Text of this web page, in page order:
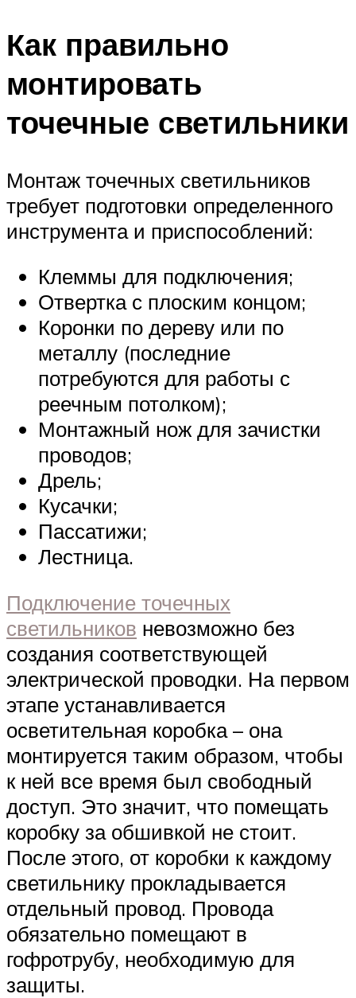
Как правильно
монтировать
точечные светильники
Монтаж точечных светильников
требует подготовки определенного
инструмента и приспособлений:
Клеммы для подключения;
Отвертка с плоским концом;
Коронки по дереву или по
металлу (последние
потребуются для работы с
реечным потолком);
Монтажный нож для зачистки
проводов;
Дрель;
Кусачки;
Пассатижи;
Лестница.
Подключение точечных
светильников невозможно без
создания соответствующей
электрической проводки. На первом
этапе устанавливается
осветительная коробка – она
монтируется таким образом, чтобы
к ней все время был свободный
доступ. Это значит, что помещать
коробку за обшивкой не стоит.
После этого, от коробки к каждому
светильнику прокладывается
отдельный провод. Провода
обязательно помещают в
гофротрубу, необходимую для
защиты.